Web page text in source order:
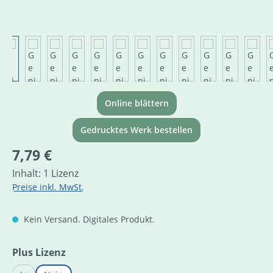
Online blättern
Gedrucktes Werk bestellen
Regulärer Preis:
7,79 €
Inhalt: 1 Lizenz
Preise inkl. MwSt.
Kein Versand. Digitales Produkt.
Plus Lizenzauswählen